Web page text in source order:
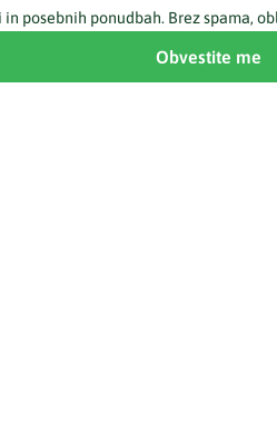
posebnih ponudbah. Brez spama,
Obvestite me